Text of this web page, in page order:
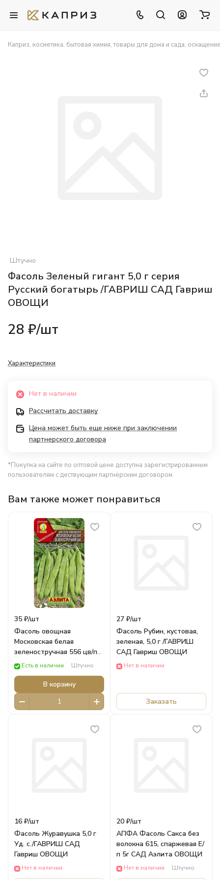
Каприз, косметика, бытовая химия, товары для дома и сада,
Штучно
Фасоль Зеленый гигант 5,0 г серия
Русский богатырь /ГАВРИШ САД Гавриш
ОВОЩИ
28 ₽/шт
Характеристики
Нет в наличии
Рассчитать доставку
Цена может быть еще ниже при заключении
партнерского договора
*Покупка на сайте по оптовой цене доступна зарегистрированным
пользователям с дествующим партнёрским договором.
Вам также может понравиться
35 ₽/шт
Фасоль овощная
Московская белая
зеленостручная 556 цв/п
5г /АЭЛИТА САД Аэлита
Есть в наличии Штучно
В корзину
27 ₽/шт
Фасоль Рубин, кустовая,
зеленая, 5,0 г /ГАВРИШ
САД Гавриш ОВОЩИ
Нет в наличии
Заказать
16 ₽/шт
Фасоль Журавушка 5,0 г
Уд. с./ГАВРИШ САД
Гавриш ОВОЩИ
Нет в наличии
20 ₽/шт
AПФА Фасоль Сакса без
волокна 615, спаржевая Е/
п 5г САД Аэлита ОВОЩИ
Нет в наличии Штучно